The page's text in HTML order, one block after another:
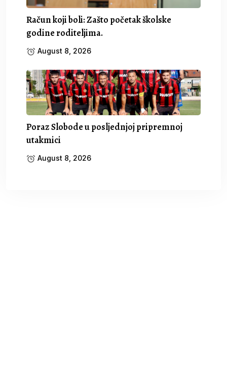
Račun koji boli: Zašto početak školske
godine roditeljima.
August 8, 2026
Poraz Slobode u posljednjoj pripremnoj
utakmici
August 8, 2026